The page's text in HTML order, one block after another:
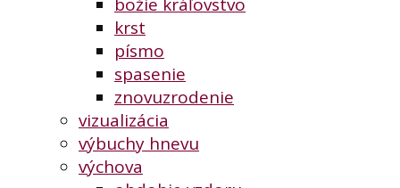
krst
písmo
spasenie
znovuzrodenie
vizualizácia
výbuchy hnevu
výchova